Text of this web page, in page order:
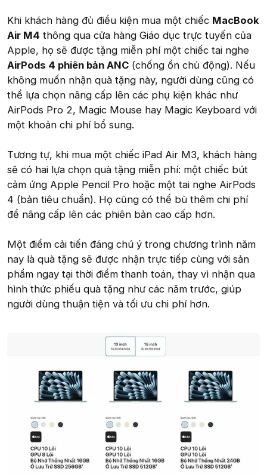
Khi khách hàng đủ điều kiện mua một chiếc MacBook
Air M4 thông qua cửa hàng Giáo dục trực tuyến của
Apple, họ sẽ được tặng miễn phí một chiếc tai nghe
AirPods 4 phiên bản ANC (chống ồn chủ động). Nếu
không muốn nhận quà tặng này, người dùng cũng có
thể lựa chọn nâng cấp lên các phụ kiện khác như
AirPods Pro 2, Magic Mouse hay Magic Keyboard với
một khoản chi phí bổ sung.
Tương tự, khi mua một chiếc iPad Air M3, khách hàng
sẽ có hai lựa chọn quà tặng miễn phí: một chiếc bút
cảm ứng Apple Pencil Pro hoặc một tai nghe AirPods
4 (bản tiêu chuẩn). Họ cũng có thể bù thêm chi phí
để nâng cấp lên các phiên bản cao cấp hơn.
Một điểm cải tiến đáng chú ý trong chương trình năm
nay là quà tặng sẽ được nhận trực tiếp cùng với sản
phẩm ngay tại thời điểm thanh toán, thay vì nhận qua
hình thức phiếu quà tặng như các năm trước, giúp
người dùng thuận tiện và tối ưu chi phí hơn.